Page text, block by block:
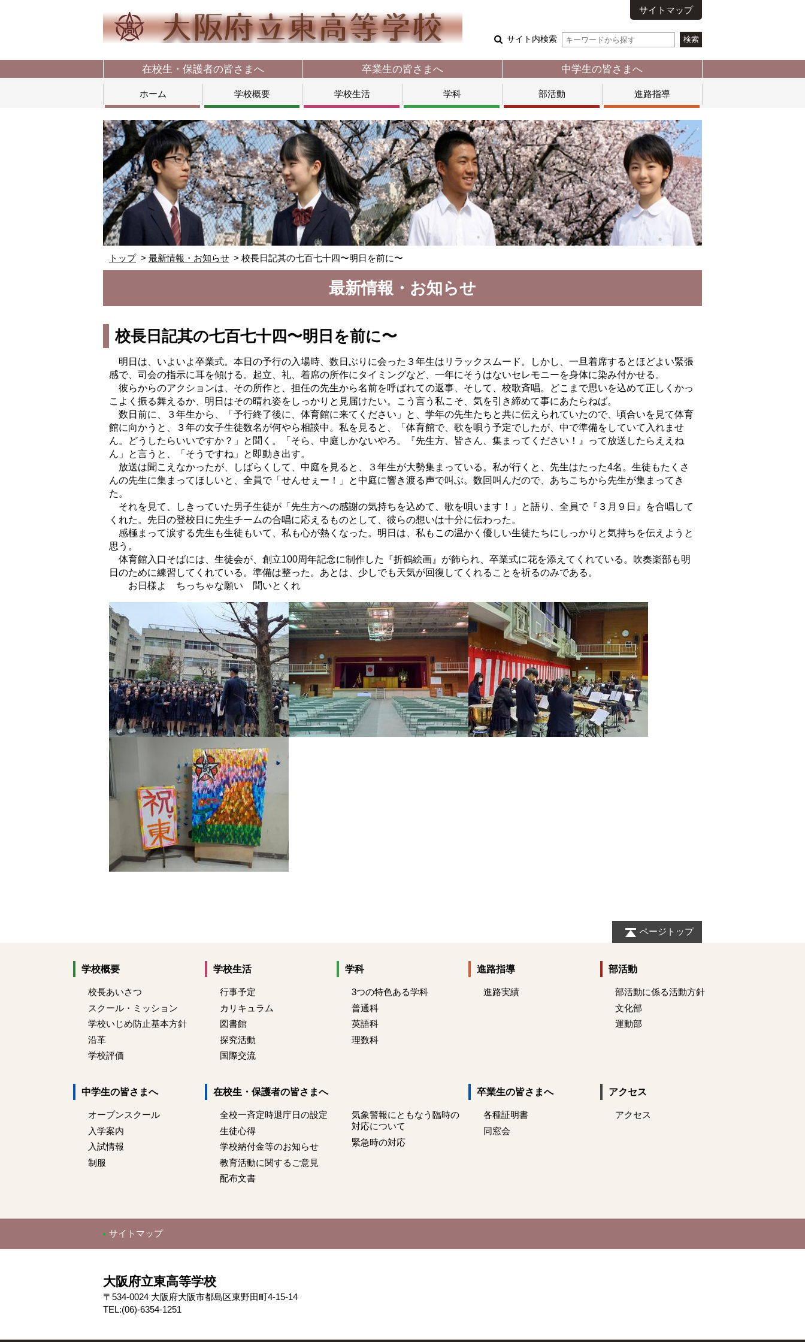
サイトマップ
サイト内検索
在校生・保護者の皆さまへ 卒業生の皆さまへ 中学生の皆さまへ
ホーム 学校概要 学校生活 学科 部活動 進路指導
トップ 最新情報・お知らせ 校長日記其の七百七十四〜明日を前に〜
最新情報・お知らせ
校長日記其の七百七十四〜明日を前に〜
明日は、いよいよ卒業式。本日の予行の入場時、数日ぶりに会った ３年生はリラックスムード。しかし、一旦着席するとほどよい緊張
感で、司会の指示に耳を傾ける。起立、礼、 着席の所作にタイミングなど、一年にそうはないセレモニーを身体に染み付かせる。
彼らからのアクションは、その所作と、担任の先生から名前を呼ばれての返事、そして、校歌斉唱。どこまで思いを込めて正しくかっ
こよく振る舞えるか、明日はその晴れ姿をしっかりと見届けたい。
こう言う私こそ、気を引き締めて事にあたらねば。
数日前に、３年生から、「予行終了後に、体育館に来てください」
と、学年の先生たちと共に伝えられていたので、頃合いを見て体育
館に向かうと、３年の女子生徒数名が何やら相談中。私を見ると、
「体育館で、歌を唄う予定でしたが、中で準備をしていて入れませ
ん。
どうしたらいいですか？」と聞く。「そら、中庭しかないやろ。『先生方、皆さん、集まってください！』って放送したらええね
ん」と言う と、「そうですね」と即動き出す。
放送は聞こえなかったが、しばらくして、中庭を見ると、３年生が大勢集まっている。私が行くと、先生はたった4名。生徒もたくさ
んの先生に集まってほしいと、全員で「せんせぇー！」
と中庭に響き渡る声で叫ぶ。数回叫んだので、あちこちから先生が集まってき
た。
それを見て、しきっていた男子生徒が「先生方への感謝の気持ちを込めて、歌を唄います！」と語り、全員で『３月９日』
を合唱して
くれた。先日の登校日に先生チームの合唱に応えるものとして、彼らの想いは十分に伝わった。
感極まって涙する先生も生徒もいて、私も心が熱くなった。明日は 、私もこの温かく優しい生徒たちにしっかりと気持ちを伝えようと
思う。
体育館入口そばには、生徒会が、創立100周年記念に制作した『折鶴絵画』が飾られ、卒業式に花を添えてくれている。吹奏楽部も明
日のために練習してくれている。準備は整った。あとは、少しでも天気が回復してくれることを祈るのみである。
お日様よ ちっちゃな願い 聞いとくれ
ページトップ
学校概要
校長あいさつ
スクール・ミッション
学校いじめ防止基本方針
沿革
学校評価
学校生活
行事予定
カリキュラム
図書館
探究活動
国際交流
学科
3つの特色ある学科
普通科
英語科
理数科
進路指導
進路実績
部活動
部活動に係る活動方針
文化部
運動部
中学生の皆さまへ
オープンスクール
入学案内
入試情報
制服
在校生・保護者の皆さまへ
全校一斉定時退庁日の設定
生徒心得
学校納付金等のお知らせ
教育活動に関するご意見
配布文書
気象警報にともなう臨時の
対応について
緊急時の対応
卒業生の皆さまへ
各種証明書
同窓会
アクセス
アクセス
サイトマップ
大阪府立東高等学校
〒534-0024 大阪府大阪市都島区東野田町4-15-14
TEL:(06)-6354-1251